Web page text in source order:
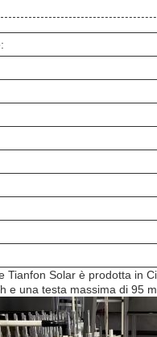
Tianfon Solar è prodotta in
e una testa massima di 95